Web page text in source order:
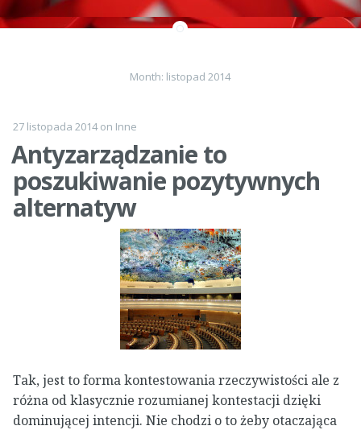
Month: listopad 2014
27 listopada 2014on Inne
Antyzarządzanie to
poszukiwanie pozytywnych
alternatyw
Tak, jest to forma kontestowania rzeczywistości ale z
różna od klasycznie rozumianej kontestacji dzięki
dominującej intencji. Nie chodzi o to żeby otaczająca